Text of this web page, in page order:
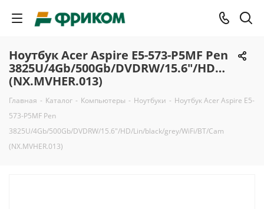
Ноутбук Acer Aspire E5-573-P5MF Pen
3825U/4Gb/500Gb/DVDRW/15.6"/HD/Lin/
(NX.MVHER.013)
Главная - Каталог - Компьютеры - Ноутбуки - Ноутбук Acer Aspire E5-
573-P5MF Pen
3825U/4Gb/500Gb/DVDRW/15.6"/HD/Lin/black/grey/WiFi/BT/Cam
(NX.MVHER.013)